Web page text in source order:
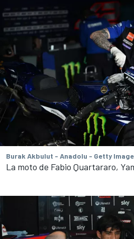
Burak Akbulut - Anadolu - Getty
La moto de Fabio Quartararo,